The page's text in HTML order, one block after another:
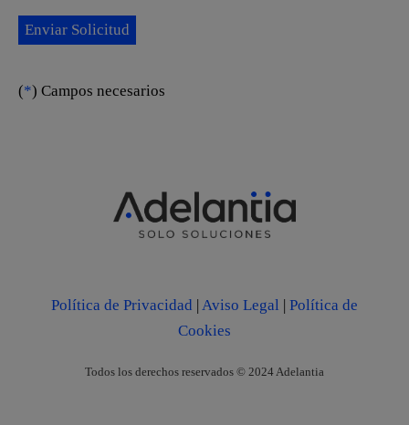
(*) Campos necesarios
Política de Privacidad | Aviso Legal | Política de
Cookies
Todos los derechos reservados © 2024 Adelantia